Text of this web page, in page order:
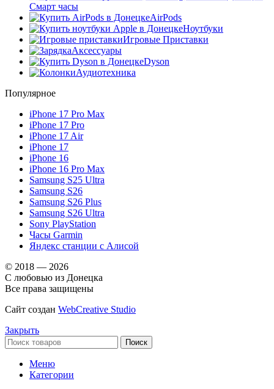
Смарт часы
AirPods
Ноутбуки
Игровые Приставки
Аксессуары
Dyson
Аудиотехника
Популярное
iPhone 17 Pro Max
iPhone 17 Pro
iPhone 17 Air
iPhone 17
iPhone 16
iPhone 16 Pro Max
Samsung S25 Ultra
Samsung S26
Samsung S26 Plus
Samsung S26 Ultra
Sony PlayStation
Часы Garmin
Яндекс станции с Алисой
© 2018 — 2026
С любовью из Донецка
Все права защищены
Сайт создан WebCreative Studio
Закрыть
Поиск
Меню
Категории